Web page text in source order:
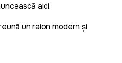
aici.
un raion modern și